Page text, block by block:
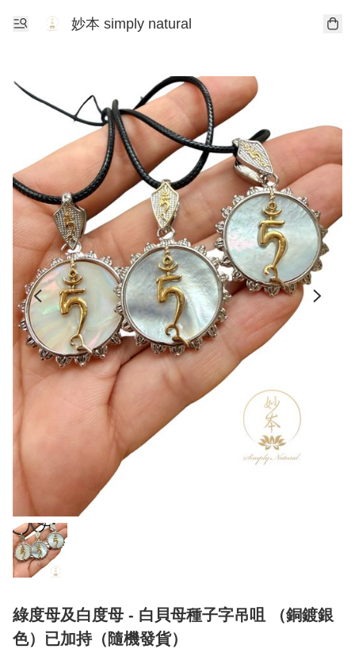
妙本 simply natural
綠度母及白度母 - 白貝母種子字吊咀 （銅鍍銀
色）已加持（隨機發貨）